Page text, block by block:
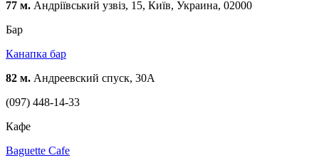
77 м. Андріївський узвіз, 15, Київ, Украина, 02000
Бар
Канапка бар
82 м. Андреевский спуск, 30А
(097) 448-14-33
Кафе
Baguette Cafe